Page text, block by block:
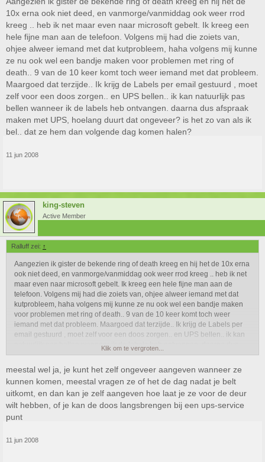
10x erna ook niet deed, en vanmorge/vanmiddag ook weer rrod
kreeg .. heb ik net maar even naar microsoft gebelt. Ik kreeg een
hele fijne man aan de telefoon. Volgens mij had die zoiets van,
ohjee alweer iemand met dat kutprobleem, haha volgens mij kunne
ze nu ook wel een bandje maken voor problemen met ring of
death.. 9 van de 10 keer komt toch weer iemand met dat probleem.
Maargoed dat terzijde.. Ik krijg de Labels per email gestuurd , moet
zelf voor een doos zorgen.. en UPS bellen.. ik kan natuurlijk pas
bellen wanneer ik de labels heb ontvangen. daarna dus afspraak
maken met UPS, hoelang duurt dat ongeveer? is het zo van als ik
bel.. dat ze hem dan volgende dag komen halen?
11 jun 2008
king-steven
Active Member
Ralluff zei: ↑
Aangezien ik gister de bekende ring of death kreeg en hij het de 10x erna
ook niet deed, en vanmorge/vanmiddag ook weer rrod kreeg .. heb ik net
maar even naar microsoft gebelt. Ik kreeg een hele fijne man aan de
telefoon. Volgens mij had die zoiets van, ohjee alweer iemand met dat
kutprobleem, haha volgens mij kunne ze nu ook wel een bandje maken
voor problemen met ring of death.. 9 van de 10 keer komt toch weer
iemand met dat probleem. Maargoed dat terzijde.. Ik krijg de Labels per
email gestuurd , moet zelf voor een doos zorgen.. en UPS bellen.. ik kan
natuurlijk pas bellen wanneer ik de labels heb ontvangen. daarna dus
afspraak maken met UPS, hoelang duurt dat ongeveer? is het zo van als
ik bel.. dat ze hem dan volgende dag komen halen?
Klik om te vergroten...
meestal wel ja, je kunt het zelf ongeveer aangeven wanneer ze
kunnen komen, meestal vragen ze of het de dag nadat je belt
uitkomt, en dan kan je zelf aangeven hoe laat je ze voor de deur
wilt hebben, of je kan de doos langsbrengen bij een ups-service
punt
11 jun 2008